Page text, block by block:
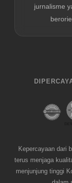
jurnalisme
Kepercayaan dari
terus menjaga
menjunjung tinggi